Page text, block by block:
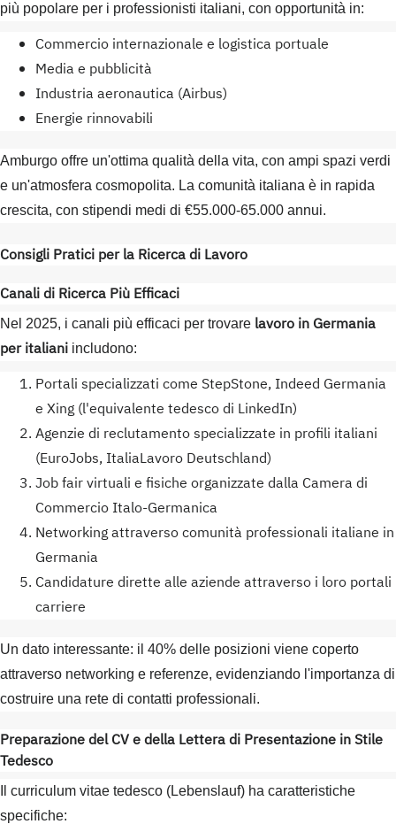
più popolare per i professionisti italiani, con opportunità in:
Commercio internazionale e logistica portuale
Media e pubblicità
Industria aeronautica (Airbus)
Energie rinnovabili
Amburgo offre un'ottima qualità della vita, con ampi spazi verdi
e un'atmosfera cosmopolita. La comunità italiana è in rapida
crescita, con stipendi medi di €55.000-65.000 annui.
Consigli Pratici per la Ricerca di Lavoro
Canali di Ricerca Più Efficaci
Nel 2025, i canali più efficaci per trovare lavoro in Germania
per italiani includono:
Portali specializzati come StepStone, Indeed Germania
e Xing (l'equivalente tedesco di LinkedIn)
Agenzie di reclutamento specializzate in profili italiani
(EuroJobs, ItaliaLavoro Deutschland)
Job fair virtuali e fisiche organizzate dalla Camera di
Commercio Italo-Germanica
Networking attraverso comunità professionali italiane in
Germania
Candidature dirette alle aziende attraverso i loro portali
carriere
Un dato interessante: il 40% delle posizioni viene coperto
attraverso networking e referenze, evidenziando l'importanza di
costruire una rete di contatti professionali.
Preparazione del CV e della Lettera di Presentazione in Stile
Tedesco
Il curriculum vitae tedesco (Lebenslauf) ha caratteristiche
specifiche: